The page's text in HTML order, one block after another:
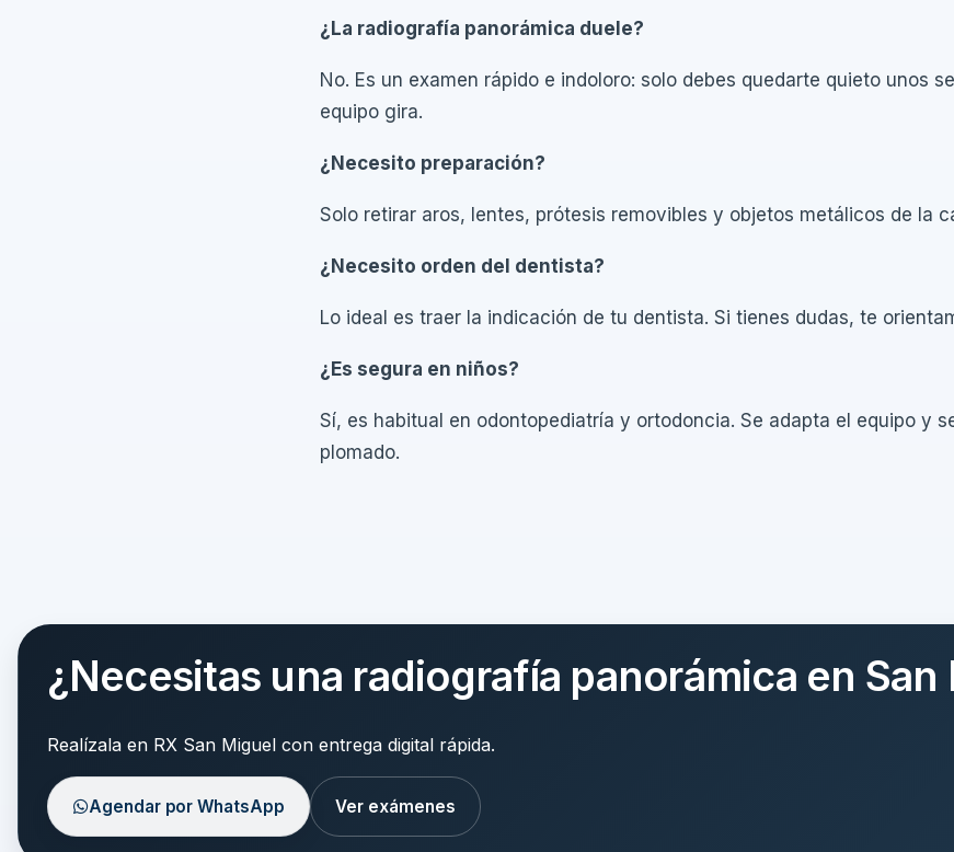
¿La radiografía panorámica duele?
No. Es un examen rápido e indoloro: solo debes quedarte quieto unos
equipo gira.
¿Necesito preparación?
Solo retirar aros, lentes, prótesis removibles y objetos metálicos de la
¿Necesito orden del dentista?
Lo ideal es traer la indicación de tu dentista. Si tienes dudas, te
¿Es segura en niños?
Sí, es habitual en odontopediatría y ortodoncia. Se adapta el equipo y
plomado.
¿Necesitas una radiografía panorámica en San
Realízala en RX San Miguel con entrega digital rápida.
Agendar por WhatsApp Ver exámenes